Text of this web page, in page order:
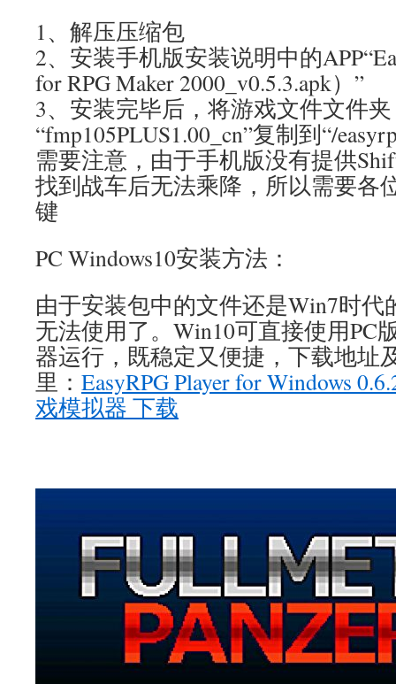
1、解压压缩包
2、安装手机版安装说明中的
for RPG Maker 2000_v0.5.3.apk）”
3、安装完毕后，将游戏文件文件夹
“fmp105PLUS1.00_cn”复制到“/
需要注意，由于手机版没有提供
找到战车后无法乘降，所以需要各
键
PC Windows10安装方法：
由于安装包中的文件还是Win7时代
无法使用了。Win10可直接使用PC
器运行，既稳定又便捷，下载地址
里： EasyRPG Player for Windows
戏模拟器 下载